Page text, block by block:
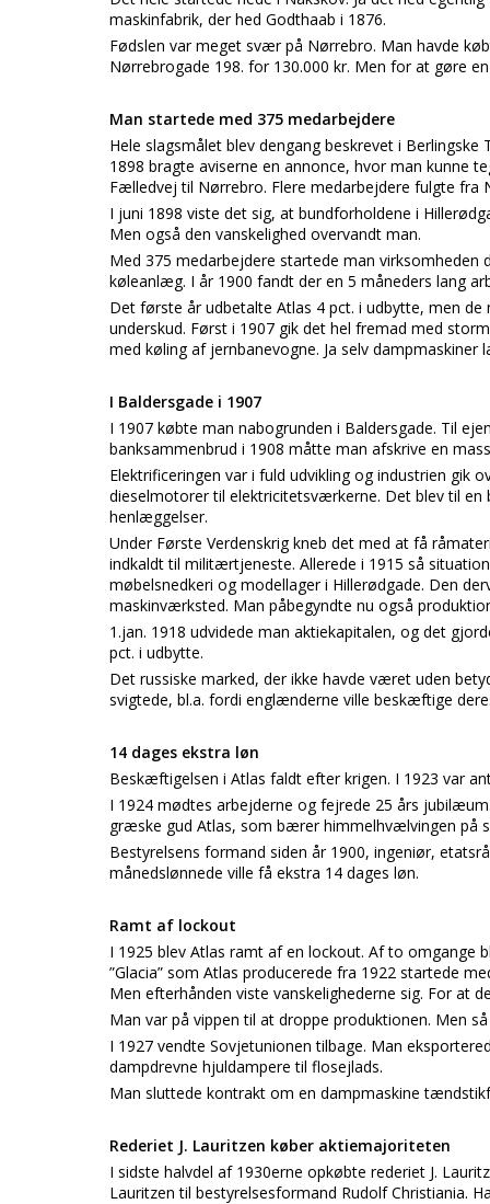
maskinfabrik, der hed Godthaab i 1876.
Fødslen var meget svær på Nørrebro. Man havde
Nørrebrogade 198. for 130.000 kr. Men for at gøre
Man startede med 375 medarbejdere
Hele slagsmålet blev dengang beskrevet i
1898 bragte aviserne en annonce, hvor man kunne
Fælledvej til Nørrebro. Flere medarbejdere fulgte fra
I juni 1898 viste det sig, at bundforholdene i
Men også den vanskelighed overvandt man.
Med 375 medarbejdere startede man virksomheden
køleanlæg. I år 1900 fandt der en 5 måneders lang
Det første år udbetalte Atlas 4 pct. i udbytte, men
underskud. Først i 1907 gik det hel fremad med
med køling af jernbanevogne. Ja selv dampmaskiner
I Baldersgade i 1907
I 1907 købte man nabogrunden i Baldersgade. Til
banksammenbrud i 1908 måtte man afskrive en
Elektrificeringen var i fuld udvikling og industrien gik
dieselmotorer til elektricitetsværkerne. Det blev til
henlæggelser.
Under Første Verdenskrig kneb det med at få
indkaldt til militærtjeneste. Allerede i 1915 så
møbelsnedkeri og modellager i Hillerødgade. Den
maskinværksted. Man påbegyndte nu også
1.jan. 1918 udvidede man aktiekapitalen, og det
pct. i udbytte.
Det russiske marked, der ikke havde været uden
svigtede, bl.a. fordi englænderne ville beskæftige
14 dages ekstra løn
Beskæftigelsen i Atlas faldt efter krigen. I 1923 var
I 1924 mødtes arbejderne og fejrede 25 års
græske gud Atlas, som bærer himmelhvælvingen på
Bestyrelsens formand siden år 1900, ingeniør,
månedslønnede ville få ekstra 14 dages løn.
Ramt af lockout
I 1925 blev Atlas ramt af en lockout. Af to omgange
”Glacia” som Atlas producerede fra 1922 startede
Men efterhånden viste vanskelighederne sig. For at
Man var på vippen til at droppe produktionen. Men
I 1927 vendte Sovjetunionen tilbage. Man
dampdrevne hjuldampere til flosejlads.
Man sluttede kontrakt om en dampmaskine
Rederiet J. Lauritzen køber aktiemajoriteten
I sidste halvdel af 1930erne opkøbte rederiet J.
Lauritzen til bestyrelsesformand Rudolf Christiania.